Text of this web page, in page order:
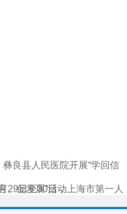
良县人民医院开展“学回信
、促发展”活动
29日至30日，上海市第一人